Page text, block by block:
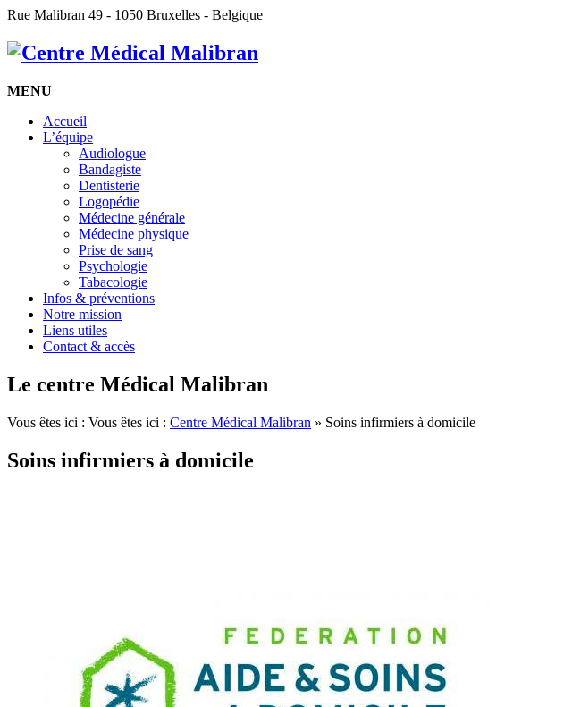
Rue Malibran 49 - 1050 Bruxelles - Belgique
MENU
Accueil
L’équipe
Audiologue
Bandagiste
Dentisterie
Logopédie
Médecine générale
Médecine physique
Prise de sang
Psychologie
Tabacologie
Infos & préventions
Notre mission
Liens utiles
Contact & accès
Le centre Médical Malibran
Vous êtes ici : Vous êtes ici : Centre Médical Malibran » Soins infirmiers à domicile
Soins infirmiers à domicile